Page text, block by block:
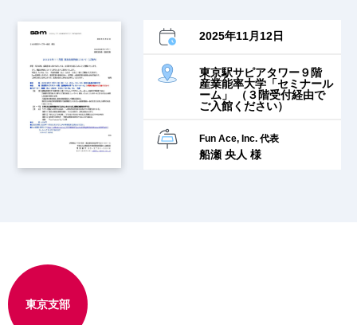
2025年11月12日
東京駅サピアタワー９階
産業能率大学「セミナール
ーム」 （３階受付経由で
ご入館ください）
Fun Ace, Inc. 代表
船瀬 央人 様
東京支部